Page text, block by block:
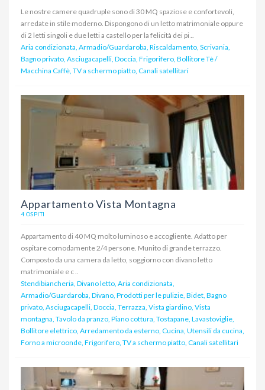
Le nostre camere quadruple sono di 30 MQ spaziose e confortevoli,
arredate in stile moderno. Dispongono di un letto matrimoniale oppure
di 2 letti singoli e due letti a castello per la felicità dei pi ..
Aria condizionata, Armadio/Guardaroba, Riscaldamento, Scrivania,
Bagno privato, Asciugacapelli, Doccia, Frigorifero, Bollitore Tè /
Macchina Caffè, TV a schermo piatto, Canali satellitari
Appartamento Vista Montagna
4 OSPITI
Appartamento di 40 MQ molto luminoso e accogliente. Adatto per
ospitare comodamente 2/4 persone. Munito di grande terrazzo.
Composto da una camera da letto, soggiorno con divano letto
matrimoniale e c ..
Stendibiancheria, Divano letto, Aria condizionata,
Armadio/Guardaroba, Divano, Prodotti per le pulizie, Bidet, Bagno
privato, Asciugacapelli, Doccia, Terrazza, Vista giardino, Vista
montagna, Tavolo da pranzo, Piano cottura, Tostapane, Lavastoviglie,
Bollitore elettrico, Arredamento da esterno, Cucina, Utensili da cucina,
Forno a microonde, Frigorifero, TV a schermo piatto, Canali satellitari